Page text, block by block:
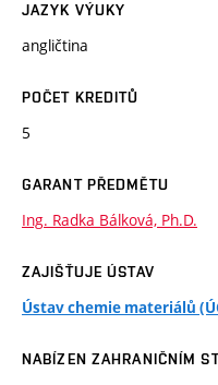
JAZYK VÝUKY
angličtina
POČET KREDITŮ
5
GARANT PŘEDMĚTU
Ing. Radka Bálková, Ph.D.
ZAJIŠŤUJE ÚSTAV
Ústav chemie materiálů
NABÍZEN ZAHRANIČNÍM